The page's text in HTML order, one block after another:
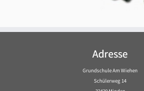
Adresse
Grundschule Am Wiehen
Schülerweg 14